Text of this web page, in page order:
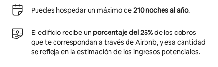
Puedes hospedar un máximo de210 noches al año.
El edificio recibe un porcentaje del 25%de los cobros
que te correspondan a través de Airbnb, y esa cantidad
se refleja en la estimación de los ingresos potenciales.